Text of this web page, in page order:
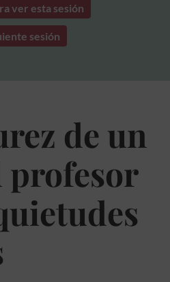
ver esta sesión
sesión
de un
profesor